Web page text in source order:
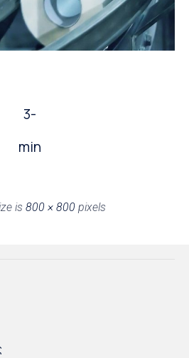
3-
min
is 800 × 800 pixels